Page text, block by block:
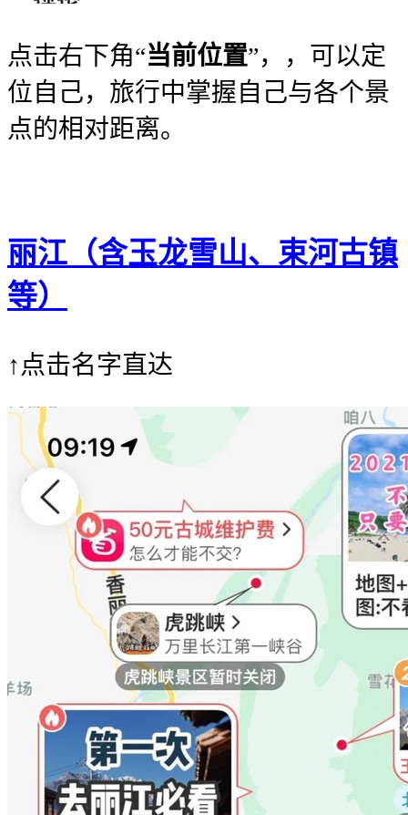
点击右下角“当前位置”，，可以定
位自己，旅行中掌握自己与各个景
点的相对距离。
丽江（含玉龙雪山、束河古镇
等）
↑点击名字直达